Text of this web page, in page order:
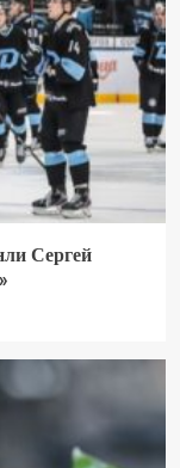
Сергей